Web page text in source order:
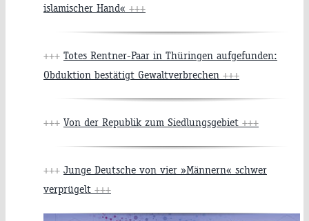
islamischer Hand« +++
+++ Totes Rentner-Paar in Thüringen aufgefunden:
Obduktion bestätigt Gewaltverbrechen +++
+++ Von der Republik zum Siedlungsgebiet +++
+++ Junge Deutsche von vier »Männern« schwer
verprügelt +++